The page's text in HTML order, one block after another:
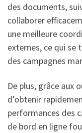
des documents,
collaborer
une meilleure
externes, ce qui se
des campagnes
De plus, grâce aux
d’obtenir
performances des
de bord en ligne